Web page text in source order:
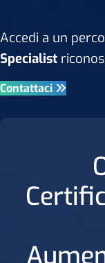
Accedi a un
Specialist
Contattaci